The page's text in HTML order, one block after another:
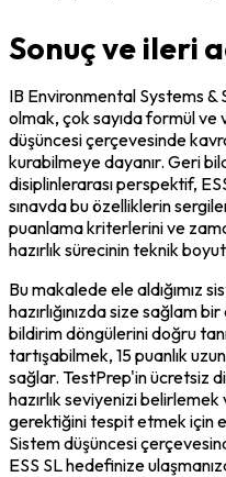
Sonuç ve ileri
IB Environmental Systems &
olmak, çok sayıda formül
düşüncesi çerçevesinde
kurabilmeye dayanır. Geri
disiplinlerarası perspektif,
sınavda bu özelliklerin
puanlama kriterlerini ve
hazırlık sürecinin teknik
Bu makalede ele aldığımız
hazırlığınızda size sağlam
bildirim döngülerini doğru
tartışabilmek, 15 puanlık
sağlar. TestPrep'in ücretsiz
hazırlık seviyenizi
gerektiğini tespit etmek için
Sistem düşüncesi
ESS SL hedefinize